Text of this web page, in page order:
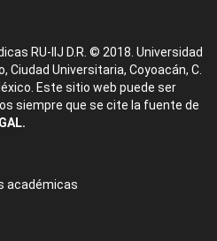
RU-IIJ D.R. © 2018. Universidad
Ciudad Universitaria, Coyoacán, C.
Este sitio web puede ser
siempre que se cite la fuente de
académicas